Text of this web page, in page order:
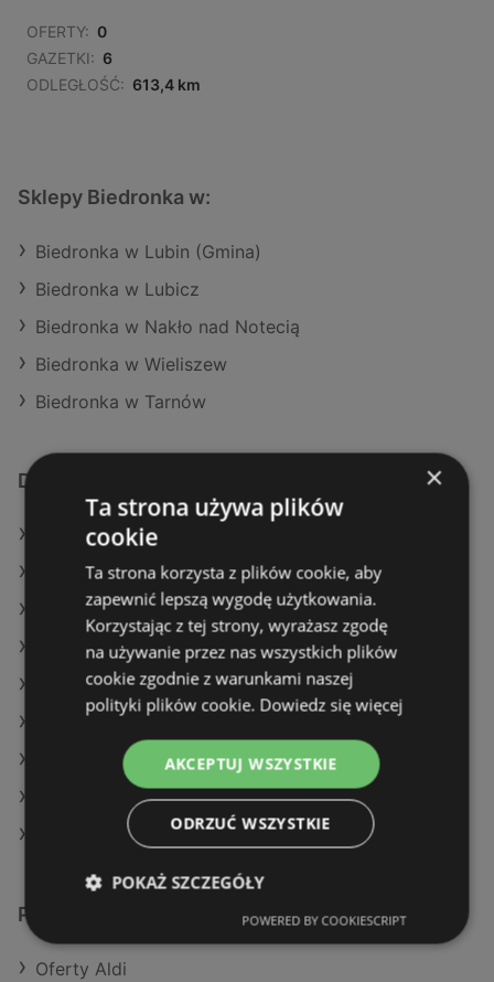
OFERTY: 0
GAZETKI: 6
ODLEGŁOŚĆ: 613,4 km
Sklepy Biedronka w:
Biedronka w Lubin (Gmina)
Biedronka w Lubicz
Biedronka w Nakło nad Notecią
Biedronka w Wieliszew
Biedronka w Tarnów
Dodatkowe łącza
Oferty Biedronka
Oferty Stokrotka
Oferty Auchan
Aktualne gazetki Dealz
Aktualne gazetki Netto
Aktualne gazetki Żabka
Aktualne gazetki E.Leclerc
Aktualne gazetki Dino
Sklepy Biedronka w Międzyzdroje
Podobne sklepy detaliczne
Oferty Aldi
×
Ta strona używa plików
cookie
Ta strona korzysta z plików cookie, aby
zapewnić lepszą wygodę użytkowania.
Korzystając z tej strony, wyrażasz zgodę
na używanie przez nas wszystkich plików
cookie zgodnie z warunkami naszej
polityki plików cookie. Dowiedz się więcej
AKCEPTUJ WSZYSTKIE
ODRZUĆ WSZYSTKIE
POKAŻ SZCZEGÓŁY
POWERED BY COOKIESCRIPT